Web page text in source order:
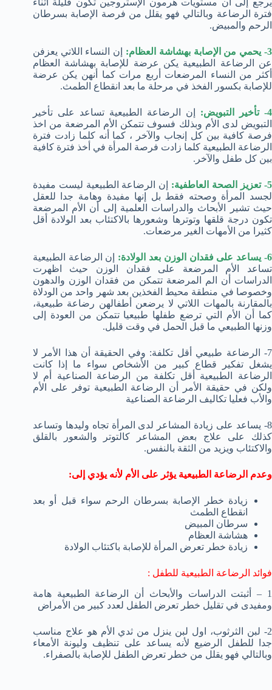
يرجع إلى أن مستويات هرمون الإستروجين تكون قليلة أثناء
فترة الرضاعة وبالتالي فهو يقلل من فرصة الإصابة بسرطان
الرحم والمبيض.
3- يحمي من الإصابة بهشاشة العظام:
إن النساء اللاتي يعزفن
عن الرضاعة الطبيعية يكن عرضة للإصابة بهشاشة العظام
أكثر من النساء المرضعات أربع مرات كما أنهن يكن عرضة
للإصابة بكسور الفخذ في مرحلة ما بعد انقطاع الطمث.
4- تأخير التبويض:
إن الرضاعة الطبيعية تساعد على تأخير
التبويض لدى الأم وبذلك فسوف تتمكن الأم المرضعة من اخذ
فرصة كافية بين كل إنجاب والآخر ، كما أنه كلما زادت فترة
الرضاعة الطبيعية كلما زادت فرصة المرأة في أخذ فترة كافية
بين كل طفل والآخر.
5- تعزيز الصحة العاطفية:
إن الرضاعة الطبيعية ليست مفيدة
لجسد المرأة وصحته فقط بل إنها مفيدة وهامة جدا للعقل
حيث تشير الأبحاث والدراسات العلمية إلى أن الأم المرضعة
تكون درجة قلقها وتوترها وشعورها بالاكتئاب بعد الولادة أقل
كثيرا من الأمهات الغير مرضعات.
6- يساعد على فقدان الوزن بعد الولادة:
إن الرضاعة الطبيعية
تساعد الأم المرضعة على فقدان الوزن حيث اظهرت
الدراسات أن الم المرضعة تتمكن من فقدان الوزن والدهون
وخصوصا في منطقة محيط الفخذين بعد شهر واحد من الودلاة
بالمقارنة بالمهات اللاتي لا يرضعن أطفالهن رضاعة طبيعية،
كما أن الأم التي ترضع طفلها طبيعيا تتمكن من العودة إلى
وزنها الطبيعي ما قبل الحمل في وقت قليل.
7- الرضاعة طبيعي أقل تكلفة: وفي الحقيقة أن هذا الأمر لا
يشغل تفكير قطاع كبير من الأشخاص سواء ما إذا كانت
الرضاعة الطبيعية أقل تكلفة من الرضاعة الصناعية أم لا
ولكن في حقيقة الأمر أن الرضاعة الطبيعية توفر على الأم
والأب فعليا تكاليف الرضاعة الصناعية
8- يساعد على زيادة المشاعر لدى المرأة تجاه وليدها وتساعد
كذلك على علاج بعض المشاعر كالتوتر والشعور بالقلق
والاكتئاب ويزيد من الثقة بالنفس.
وعدم الرضاعة الطبيعية يؤثر على الأم لأنه يؤدي إلى:
زيادة خطر الإصابة بسرطان الرحم سواء قبل أو بعد
انقطاع الطمث
سرطان المبيض
هشاشة العظام
زيادة خطر تعرض المرأة للإصابة باكتئاب الولادة
فوائد الرضاعة الطبيعية للطفل :
1 – أثبتت الدراسات والأبحاث أن الرضاعة الطبيعية هامة
ومفيدى في تقليل خطر تعرض الطفل لعدد كبير من الأمراض
2- لبن الثرثوب، اول لبن ينزل من ثدي الأم هو علاج مناسب
جدا للطفل الرضيع لأنه يساعد على تنظيف وليونة الأمعاء
وبالتالي فهو يقلل من خطر تعرض الطفل للإصابة بالصفراء.